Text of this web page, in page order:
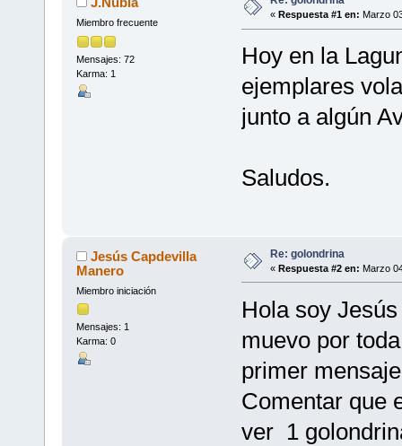
Miembro frecuente
Mensajes: 72
Karma: 1
« Respuesta #1 en: Marzo
Hoy en la
ejemplares
junto a algún
Saludos.
Jesús Capdevilla
Manero
Miembro iniciación
Mensajes: 1
Karma: 0
Re: golondrina
« Respuesta #2 en: Marzo
Hola soy
muevo por
primer
Comentar que
ver 1